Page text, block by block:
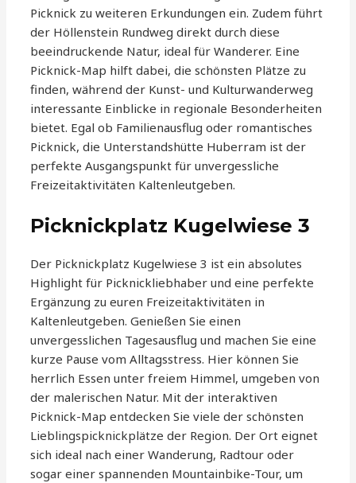
Picknick zu weiteren Erkundungen ein. Zudem führt
der Höllenstein Rundweg direkt durch diese
beeindruckende Natur, ideal für Wanderer. Eine
Picknick-Map hilft dabei, die schönsten Plätze zu
finden, während der Kunst- und Kulturwanderweg
interessante Einblicke in regionale Besonderheiten
bietet. Egal ob Familienausflug oder romantisches
Picknick, die Unterstandshütte Huberram ist der
perfekte Ausgangspunkt für unvergessliche
Freizeitaktivitäten Kaltenleutgeben.
Picknickplatz Kugelwiese 3
Der Picknickplatz Kugelwiese 3 ist ein absolutes
Highlight für Picknickliebhaber und eine perfekte
Ergänzung zu euren Freizeitaktivitäten in
Kaltenleutgeben. Genießen Sie einen
unvergesslichen Tagesausflug und machen Sie eine
kurze Pause vom Alltagsstress. Hier können Sie
herrlich Essen unter freiem Himmel, umgeben von
der malerischen Natur. Mit der interaktiven
Picknick-Map entdecken Sie viele der schönsten
Lieblingspicknickplätze der Region. Der Ort eignet
sich ideal nach einer Wanderung, Radtour oder
sogar einer spannenden Mountainbike-Tour, um